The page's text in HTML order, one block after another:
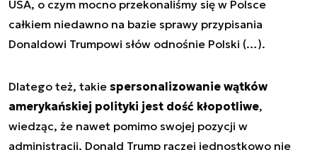
USA, o czym mocno przekonaliśmy się w Polsce
całkiem niedawno na bazie sprawy przypisania
Donaldowi Trumpowi słów odnośnie Polski (…).
Dlatego też, takie spersonalizowanie wątków
amerykańskiej polityki jest dość kłopotliwe,
wiedząc, że nawet pomimo swojej pozycji w
administracji, Donald Trump raczej jednostkowo nie